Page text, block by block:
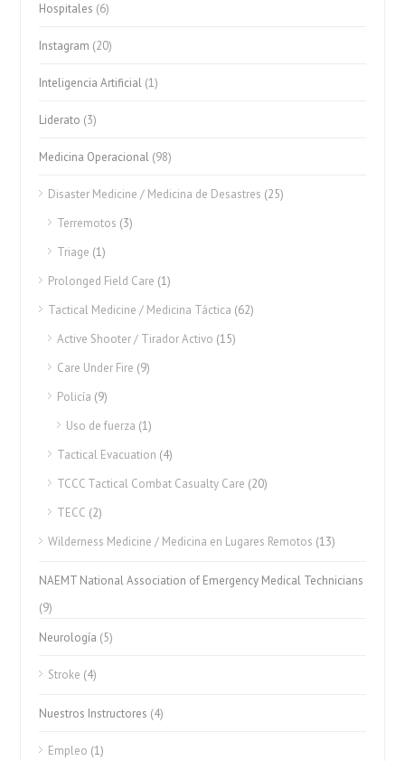
Hospitales (6)
Instagram (20)
Inteligencia Artificial (1)
Liderato (3)
Medicina Operacional (98)
Disaster Medicine / Medicina de Desastres (25)
Terremotos (3)
Triage (1)
Prolonged Field Care (1)
Tactical Medicine / Medicina Táctica (62)
Active Shooter / Tirador Activo (15)
Care Under Fire (9)
Policía (9)
Uso de fuerza (1)
Tactical Evacuation (4)
TCCC Tactical Combat Casualty Care (20)
TECC (2)
Wilderness Medicine / Medicina en Lugares Remotos (13)
NAEMT National Association of Emergency Medical Technicians
(9)
Neurología (5)
Stroke (4)
Nuestros Instructores (4)
Empleo (1)